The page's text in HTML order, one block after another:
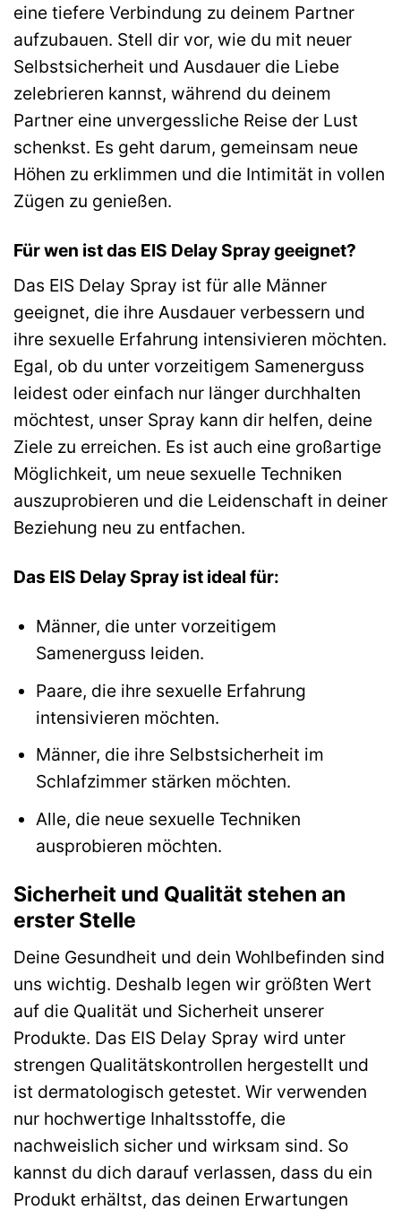
eine tiefere Verbindung zu deinem Partner
aufzubauen. Stell dir vor, wie du mit neuer
Selbstsicherheit und Ausdauer die Liebe
zelebrieren kannst, während du deinem
Partner eine unvergessliche Reise der Lust
schenkst. Es geht darum, gemeinsam neue
Höhen zu erklimmen und die Intimität in vollen
Zügen zu genießen.
Für wen ist das EIS Delay Spray geeignet?
Das EIS Delay Spray ist für alle Männer
geeignet, die ihre Ausdauer verbessern und
ihre sexuelle Erfahrung intensivieren möchten.
Egal, ob du unter vorzeitigem Samenerguss
leidest oder einfach nur länger durchhalten
möchtest, unser Spray kann dir helfen, deine
Ziele zu erreichen. Es ist auch eine großartige
Möglichkeit, um neue sexuelle Techniken
auszuprobieren und die Leidenschaft in deiner
Beziehung neu zu entfachen.
Das EIS Delay Spray ist ideal für:
Männer, die unter vorzeitigem
Samenerguss leiden.
Paare, die ihre sexuelle Erfahrung
intensivieren möchten.
Männer, die ihre Selbstsicherheit im
Schlafzimmer stärken möchten.
Alle, die neue sexuelle Techniken
ausprobieren möchten.
Sicherheit und Qualität stehen an
erster Stelle
Deine Gesundheit und dein Wohlbefinden sind
uns wichtig. Deshalb legen wir größten Wert
auf die Qualität und Sicherheit unserer
Produkte. Das EIS Delay Spray wird unter
strengen Qualitätskontrollen hergestellt und
ist dermatologisch getestet. Wir verwenden
nur hochwertige Inhaltsstoffe, die
nachweislich sicher und wirksam sind. So
kannst du dich darauf verlassen, dass du ein
Produkt erhältst, das deinen Erwartungen